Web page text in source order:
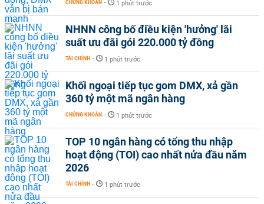
CHỨNG KHOÁN - 1 phút trước
NHNN công bố điều kiện 'hưởng' lãi
suất ưu đãi gói 220.000 tỷ đồng
TÀI CHÍNH - 1 phút trước
Khối ngoại tiếp tục gom DMX, xả gần
360 tỷ một mã ngân hàng
CHỨNG KHOÁN - 1 phút trước
TOP 10 ngân hàng có tổng thu nhập
hoạt động (TOI) cao nhất nửa đầu năm
2026
TÀI CHÍNH - 1 phút trước